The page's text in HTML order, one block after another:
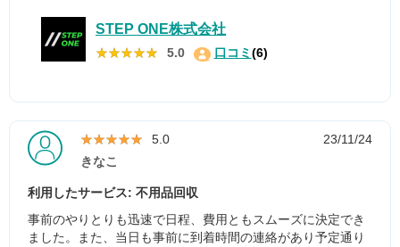
STEP ONE株式会社
★★★★★
★★★★★ 5.0 口コミ(6)
★★★★★
★★★★★ 5.0
23/11/24
きなこ
利用したサービス: 不用品回収
事前のやりとりも迅速で日程、費用ともスムーズに決定でき
ました。また、当日も事前に到着時間の連絡があり予定通り